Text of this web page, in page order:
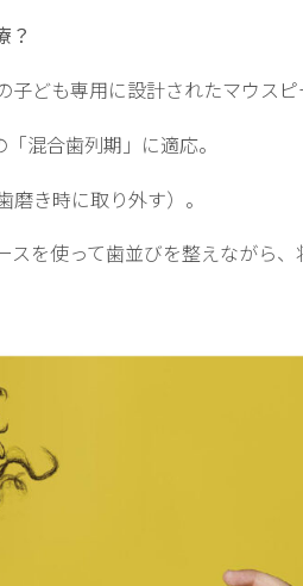
？
ども専用に設計されたマウスピ
混合歯列期」に適応。
き時に取り外す）。
スを使って歯並びを整えながら